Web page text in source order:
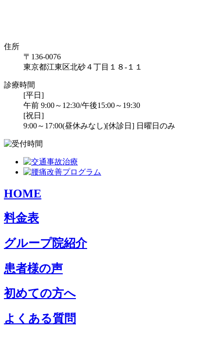
住所
〒136-0076
東京都江東区北砂４丁目１８-１１
診療時間
[平日]
午前 9:00～12:30/午後15:00～19:30
[祝日]
9:00～17:00(昼休みなし)[休診日] 日曜日のみ
HOME
料金表
グループ院紹介
患者様の声
初めての方へ
よくある質問